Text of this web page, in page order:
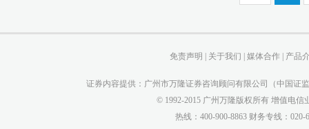
免责声明 关于我们 媒体合作 产品
证券内容提供：广州市万隆证券咨询顾问有限公司（中国证
© 1992-2015 广州万隆版权所有 增值电信
热线：400-900-8863 财务专线：